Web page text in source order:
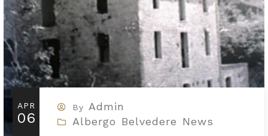
06
APR By Admin
Albergo Belvedere News